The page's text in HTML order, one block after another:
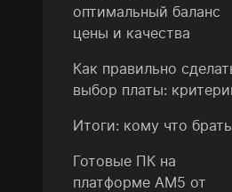
оптимальный баланс
цены и качества
Как правильно
выбор платы:
Итоги: кому что брать
Готовые ПК на
платформе AM5 от